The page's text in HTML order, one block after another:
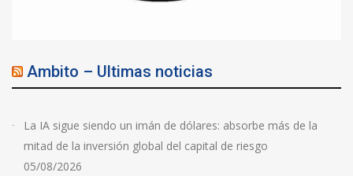
Ambito – Ultimas noticias
La IA sigue siendo un imán de dólares: absorbe más de la
mitad de la inversión global del capital de riesgo
05/08/2026